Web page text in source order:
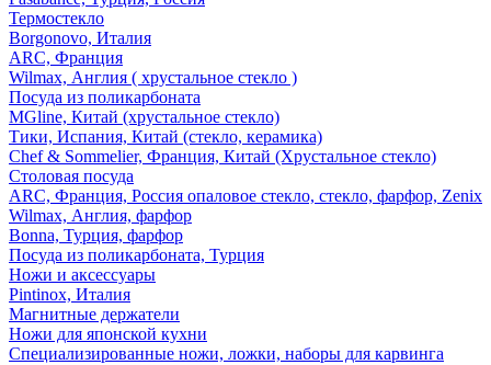
Термостекло
Borgonovo, Италия
ARC, Франция
Wilmax, Англия ( хрустальное стекло )
Посуда из поликарбоната
MGline, Китай (хрустальное стекло)
Тики, Испания, Китай (стекло, керамика)
Chef & Sommelier, Франция, Китай (Хрустальное стекло)
Столовая посуда
ARC, Франция, Россия опаловое стекло, стекло, фарфор, Zenix
Wilmax, Англия, фарфор
Bonna, Турция, фарфор
Посуда из поликарбоната, Турция
Ножи и аксессуары
Pintinox, Италия
Магнитные держатели
Ножи для японской кухни
Специализированные ножи, ложки, наборы для карвинга